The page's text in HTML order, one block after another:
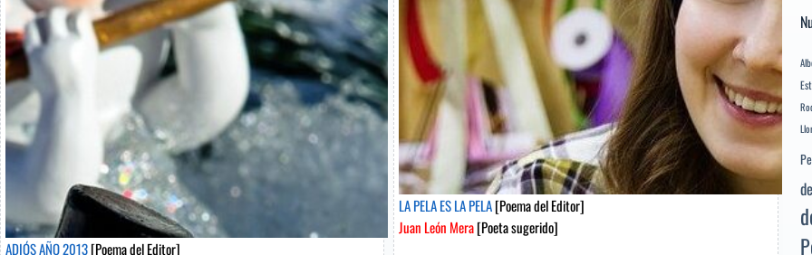
ADIÓS AÑO 2013[Poema del Editor]
LA PELA ES LA PELA[Poema del Editor]
Juan León Mera[Poeta sugerido]